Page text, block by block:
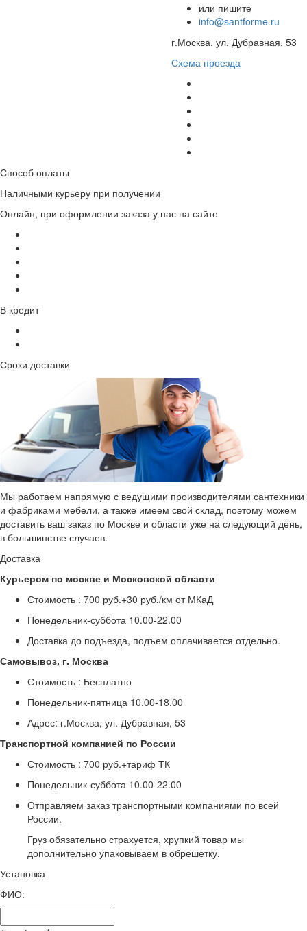
или пишите
info@santforme.ru
г.Москва, ул. Дубравная, 53
Схема проезда
Способ оплаты
Наличными курьеру при получении
Онлайн, при оформлении заказа у нас на сайте
В кредит
Сроки доставки
Мы работаем напрямую с ведущими производителями сантехники
и фабриками мебели, а также имеем свой склад, поэтому можем
доставить ваш заказ по Москве и области уже на следующий день,
в большинстве случаев.
Доставка
Курьером по москве и Московской области
Стоимость : 700 руб.+30 руб./км от МКаД
Понедельник-суббота 10.00-22.00
Доставка до подъезда, подъем оплачивается отдельно.
Самовывоз, г. Москва
Стоимость : Бесплатно
Понедельник-пятница 10.00-18.00
Адрес: г.Москва, ул. Дубравная, 53
Транспортной компанией по России
Стоимость : 700 руб.+тариф ТК
Понедельник-суббота 10.00-22.00
Отправляем заказ транспортными компаниями по всей
России.
Груз обязательно страхуется, хрупкий товар мы
дополнительно упаковываем в обрешетку.
Установка
ФИО: